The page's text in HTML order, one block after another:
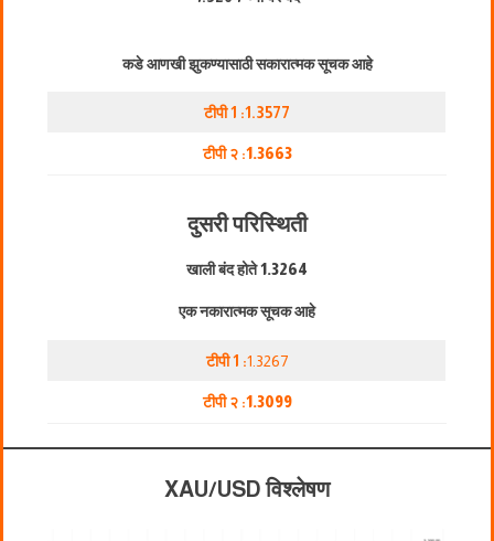
कडे आणखी झुकण्यासाठी सकारात्मक सूचक आहे
टीपी 1 :1.3577
टीपी २ :1.3663
दुसरी परिस्थिती
खाली बंद होते1.3264
एक नकारात्मक सूचक आहे
टीपी 1 :1.3267
टीपी २ :1.3099
XAU/USD विश्लेषण